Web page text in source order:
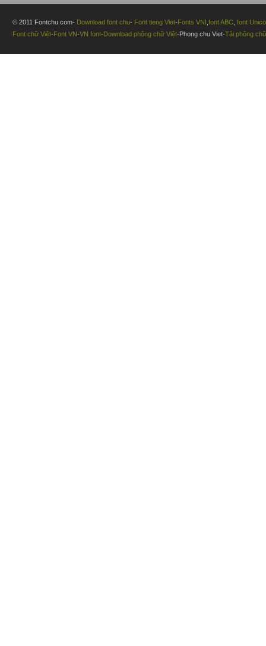
© 2011 Fontchu.com- Download font chu- Font tieng Viet-Fonts VNI font ABC, font
Font chữ Việt-Font VN-VN font-Download phông chữ Việt-Phong chu Viet-Tải phông chữ